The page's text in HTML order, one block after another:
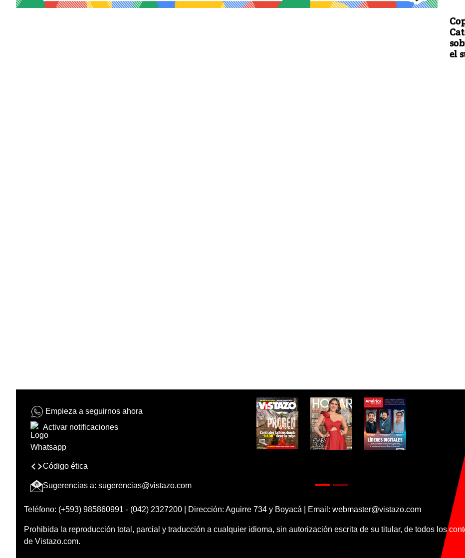
el
Empieza a seguirnos ahora
Activar notificaciones
Código ética
Sugerencias a: sugerencias@vistazo.com
Teléfono: (+593) 985860991 - (042) 2327200 | Dirección: Aguirre 734 y Boyacá | Email: webmaster@vistazo.com
Prohibida la reproducción total, parcial y traducción a cualquier idioma, sin autorización escrita de su titular, de todos los
de Vistazo.com.